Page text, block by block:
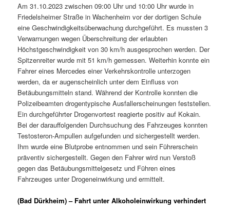
Am 31.10.2023 zwischen 09:00 Uhr und 10:00 Uhr wurde in
Friedelsheimer Straße in Wachenheim vor der dortigen Schule
eine Geschwindigkeitsüberwachung durchgeführt. Es mussten 3
Verwarnungen wegen Überschreitung der erlaubten
Höchstgeschwindigkeit von 30 km/h ausgesprochen werden. Der
Spitzenreiter wurde mit 51 km/h gemessen. Weiterhin konnte ein
Fahrer eines Mercedes einer Verkehrskontrolle unterzogen
werden, da er augenscheinlich unter dem Einfluss von
Betäubungsmitteln stand. Während der Kontrolle konnten die
Polizeibeamten drogentypische Ausfallerscheinungen feststellen.
Ein durchgeführter Drogenvortest reagierte positiv auf Kokain.
Bei der darauffolgenden Durchsuchung des Fahrzeuges konnten
Testosteron-Ampullen aufgefunden und sichergestellt werden.
Ihm wurde eine Blutprobe entnommen und sein Führerschein
präventiv sichergestellt. Gegen den Fahrer wird nun Verstoß
gegen das Betäubungsmittelgesetz und Führen eines
Fahrzeuges unter Drogeneinwirkung und ermittelt.
(Bad Dürkheim) – Fahrt unter Alkoholeinwirkung verhindert